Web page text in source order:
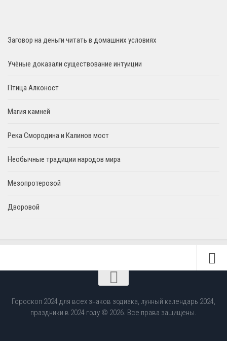
Заговор на деньги читать в домашних условиях
Учёные доказали существование интуиции
Птица Алконост
Магия камней
Река Смородина и Калинов мост
Необычные традиции народов мира
Мезопротерозой
Дворовой
Гороскоп 2024 для всех знаков зодиака, лунный календарь 2024,
праздники в 2024 году © 2026. Все права защищены.